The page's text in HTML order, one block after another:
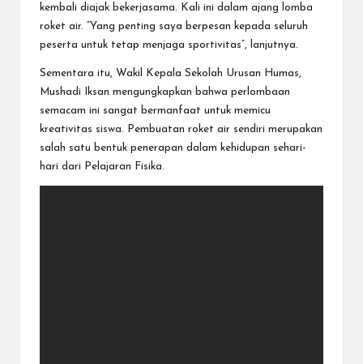
kembali diajak bekerjasama. Kali ini dalam ajang lomba
roket air. “Yang penting saya berpesan kepada seluruh
peserta untuk tetap menjaga sportivitas”, lanjutnya.
Sementara itu, Wakil Kepala Sekolah Urusan Humas,
Mushadi Iksan mengungkapkan bahwa perlombaan
semacam ini sangat bermanfaat untuk memicu
kreativitas siswa. Pembuatan roket air sendiri merupakan
salah satu bentuk penerapan dalam kehidupan sehari-
hari dari Pelajaran Fisika.